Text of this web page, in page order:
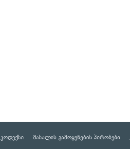
მასალის გამოყენების პირობები